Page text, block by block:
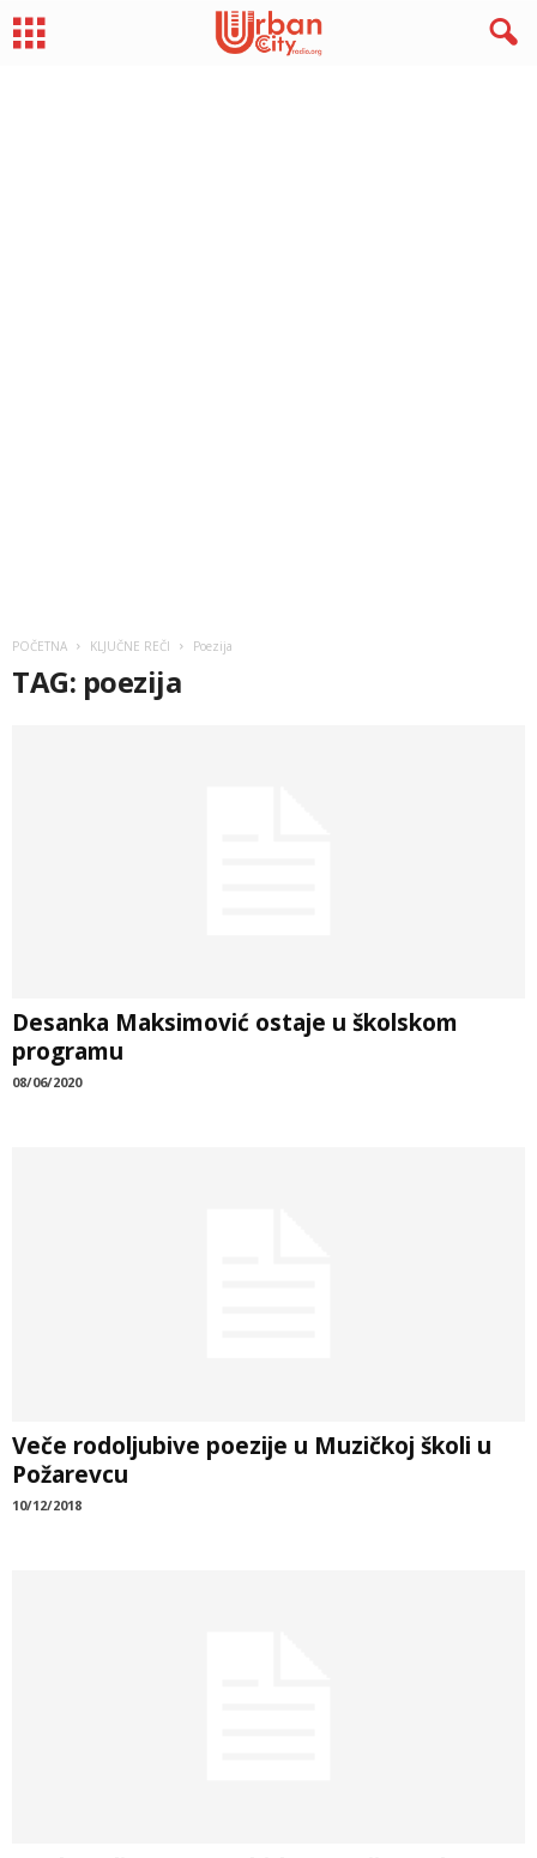
POČETNA KLJUČNE REČI Poezija
TAG: poezija
Desanka Maksimović ostaje u školskom
programu
08/06/2020
Veče rodoljubive poezije u Muzičkoj školi u
Požarevcu
10/12/2018